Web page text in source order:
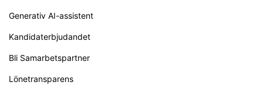
Generativ AI-assistent
Kandidaterbjudandet
Bli Samarbetspartner
Lönetransparens